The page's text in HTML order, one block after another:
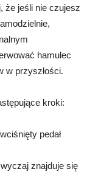
że jeśli nie czujesz
hamulec
w przyszłości.
kroki:
pedał
znajduje się